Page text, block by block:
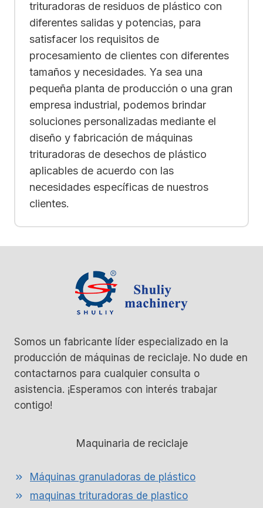
trituradoras de residuos de plástico con
diferentes salidas y potencias, para
satisfacer los requisitos de
procesamiento de clientes con diferentes
tamaños y necesidades. Ya sea una
pequeña planta de producción o una gran
empresa industrial, podemos brindar
soluciones personalizadas mediante el
diseño y fabricación de máquinas
trituradoras de desechos de plástico
aplicables de acuerdo con las
necesidades específicas de nuestros
clientes.
Somos un fabricante líder especializado en la
producción de máquinas de reciclaje. No dude en
contactarnos para cualquier consulta o
asistencia. ¡Esperamos con interés trabajar
contigo!
Maquinaria de reciclaje
Máquinas granuladoras de plástico
maquinas trituradoras de plastico